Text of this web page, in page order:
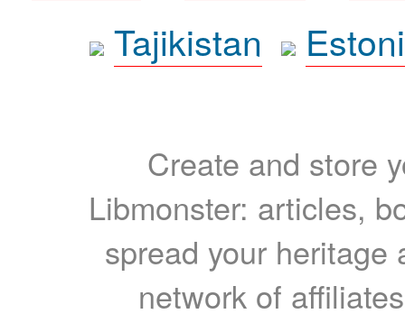
Tajikistan
Create and store
Libmonster: articles,
spread your heritage
network of